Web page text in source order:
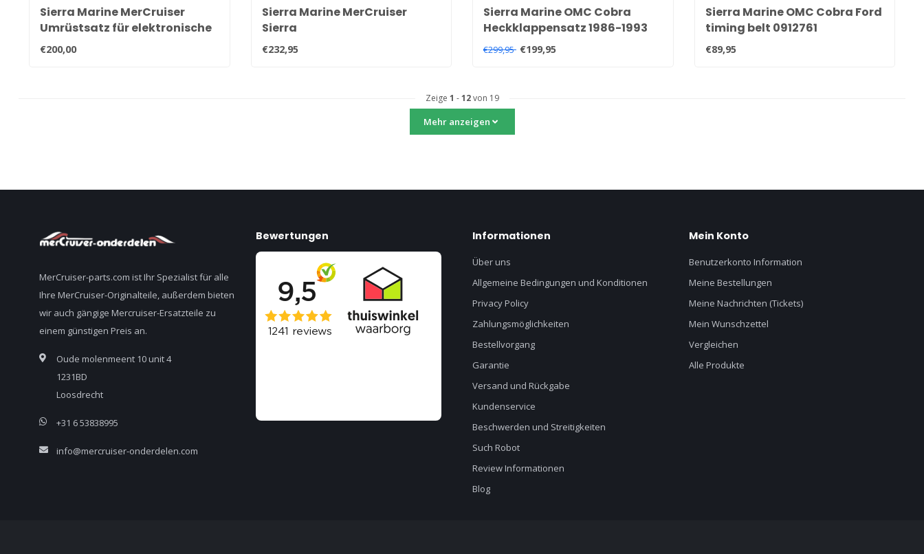
Sierra Marine MerCruiser
Umrüstsatz für elektronische
Zündung für 6 Zylinder inline
Motoren
€200,00
Sierra Marine MerCruiser
Sierra
Luftfilter/Flammenabdeckung
18-7230 OEM 805298A1
€232,95
Sierra Marine OMC Cobra
Heckklappensatz 1986-1993
€299,95 €199,95
Sierra Marine OMC Cobra Ford
timing belt 0912761
€89,95
Zeige 1 -12von 19
Mehr anzeigen
MerCruiser-parts.com ist Ihr Spezialist für alle
Ihre MerCruiser-Originalteile, außerdem bieten
wir auch gängige Mercruiser-Ersatzteile zu
einem günstigen Preis an.
Oude molenmeent 10 unit 4
1231BD
Loosdrecht
+31 6 53838995
info@mercruiser-onderdelen.com
Bewertungen Informationen
Über uns
Allgemeine Bedingungen und Konditionen
Privacy Policy
Zahlungsmöglichkeiten
Bestellvorgang
Garantie
Versand und Rückgabe
Kundenservice
Beschwerden und Streitigkeiten
Such Robot
Review Informationen
Blog
Mein Konto
Benutzerkonto Information
Meine Bestellungen
Meine Nachrichten (Tickets)
Mein Wunschzettel
Vergleichen
Alle Produkte